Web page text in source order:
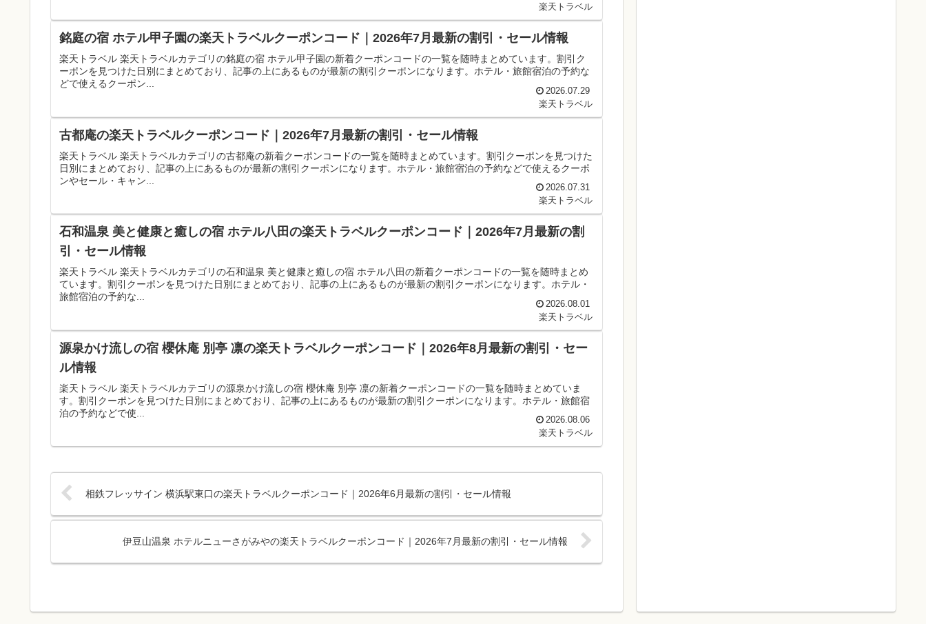
楽天トラベル
銘庭の宿 ホテル甲子園の楽天トラベルクーポンコード｜2026年7月最新の割引・セール情報
楽天トラベル 楽天トラベルカテゴリの銘庭の宿 ホテル甲子園の新着クーポンコードの一覧を随時まとめています。割引ク
ーポンを見つけた日別にまとめており、記事の上にあるものが最新の割引クーポンになります。ホテル・旅館宿泊の予約な
どで使えるクーポン...
2026.07.29
楽天トラベル
古都庵の楽天トラベルクーポンコード｜2026年7月最新の割引・セール情報
楽天トラベル 楽天トラベルカテゴリの古都庵の新着クーポンコードの一覧を随時まとめています。割引クーポンを見つけた
日別にまとめており、記事の上にあるものが最新の割引クーポンになります。ホテル・旅館宿泊の予約などで使えるクーポ
ンやセール・キャン...
2026.07.31
楽天トラベル
石和温泉 美と健康と癒しの宿 ホテル八田の楽天トラベルクーポンコード｜2026年7月最新の割
引・セール情報
楽天トラベル 楽天トラベルカテゴリの石和温泉 美と健康と癒しの宿 ホテル八田の新着クーポンコードの一覧を随時まとめ
ています。割引クーポンを見つけた日別にまとめており、記事の上にあるものが最新の割引クーポンになります。ホテル・
旅館宿泊の予約な...
2026.08.01
楽天トラベル
源泉かけ流しの宿 櫻休庵 別亭 凛の楽天トラベルクーポンコード｜2026年8月最新の割引・セー
ル情報
楽天トラベル 楽天トラベルカテゴリの源泉かけ流しの宿 櫻休庵 別亭 凛の新着クーポンコードの一覧を随時まとめていま
す。割引クーポンを見つけた日別にまとめており、記事の上にあるものが最新の割引クーポンになります。ホテル・旅館宿
泊の予約などで使...
2026.08.06
楽天トラベル
相鉄フレッサイン 横浜駅東口の楽天トラベルクーポンコード｜2026年6月最新の割引・セール情報
伊豆山温泉 ホテルニューさがみやの楽天トラベルクーポンコード｜2026年7月最新の割引・セール情報